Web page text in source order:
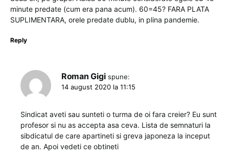
minute predate (cum era pana acum). 60=45? FARA PLATA
SUPLIMENTARA, orele predate dublu, in plina pandemie.
Reply
Roman Gigi spune:
14 august 2020 la 11:15
Sindicat aveti sau sunteti o turma de oi fara creier? Eu sunt
profesor si nu as accepta asa ceva. Lista de semnaturi la
sibdicatul de care apartineti si greva japoneza la inceput
de an. Apoi vedeti ce obtineti